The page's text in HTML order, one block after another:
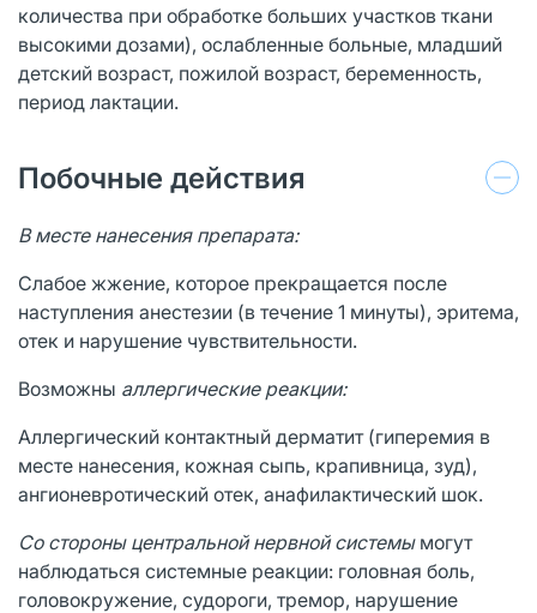
количества при обработке больших участков ткани
высокими дозами), ослабленные больные, младший
детский возраст, пожилой возраст, беременность,
период лактации.
Побочные действия
В месте нанесения препарата:
Слабое жжение, которое прекращается после
наступления анестезии (в течение 1 минуты), эритема,
отек и нарушение чувствительности.
Возможны аллергические реакции:
Аллергический контактный дерматит (гиперемия в
месте нанесения, кожная сыпь, крапивница, зуд),
ангионевротический отек, анафилактический шок.
Со стороны центральной нервной системымогут
наблюдаться системные реакции: головная боль,
головокружение, судороги, тремор, нарушение